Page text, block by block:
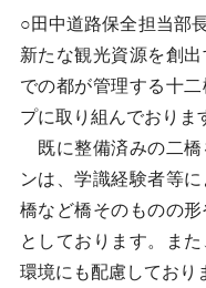
○田中道路保全担当部
新たな観光資源を創
での都が管理する十
プに取り組んでおりま
既に整備済みの二橋
ンは、学識経験者等
橋など橋そのものの
としております。ま
環境にも配慮しており